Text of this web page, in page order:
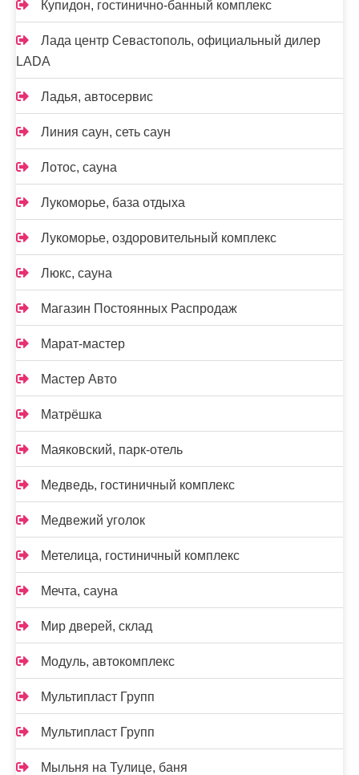
Купидон, гостинично-банный комплекс
Лада центр Севастополь, официальный дилер
LADA
Ладья, автосервис
Линия саун, сеть саун
Лотос, сауна
Лукоморье, база отдыха
Лукоморье, оздоровительный комплекс
Люкс, сауна
Магазин Постоянных Распродаж
Марат-мастер
Мастер Авто
Матрёшка
Маяковский, парк-отель
Медведь, гостиничный комплекс
Медвежий уголок
Метелица, гостиничный комплекс
Мечта, сауна
Мир дверей, склад
Модуль, автокомплекс
Мультипласт Групп
Мультипласт Групп
Мыльня на Тулице, баня